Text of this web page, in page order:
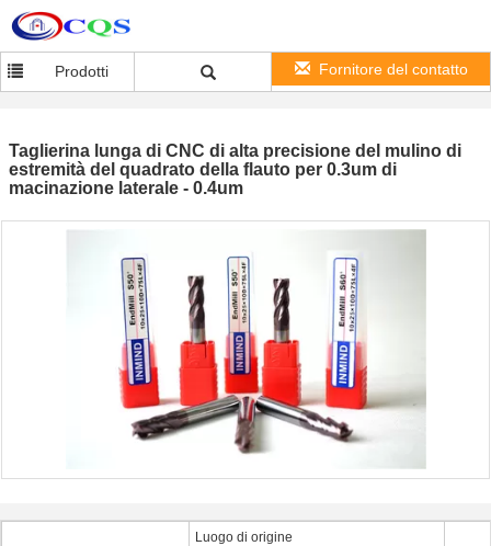
Prodotti Fornitore del contatto
Taglierina lunga di CNC di alta precisione del mulino di
estremità del quadrato della flauto per 0.3um di
macinazione laterale - 0.4um
Luogo di origine